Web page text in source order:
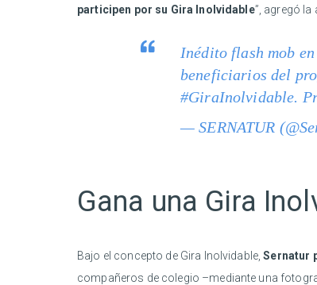
participen por su Gira Inolvidable”, agregó la
Inédito flash mob
beneficiarios del
#GiraInolvidable.
— SERNATUR
Gana una Gira
Bajo el concepto de Gira Inolvidable,Sernatur
compañeros de colegio –mediante una